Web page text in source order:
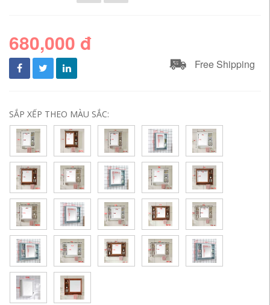
680,000 đ
Free Shipping
SẮP XẾP THEO MÀU SẮC: